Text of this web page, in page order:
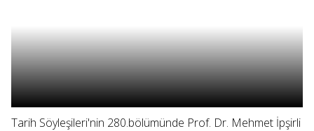
Tarih Söyleşileri'nin 280.bölümünde Prof. Dr. Mehmet İpşirli